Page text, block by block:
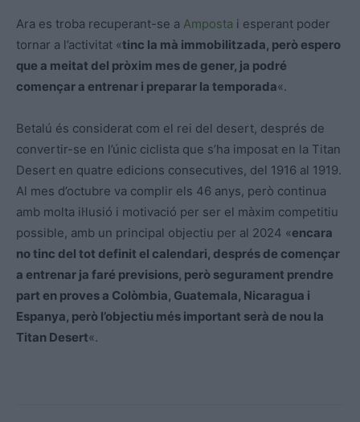
Ara es troba recuperant-se a Amposta i esperant poder
tornar a l’activitat «tinc la mà immobilitzada, però espero
que a meitat del pròxim mes de gener, ja podré
començar a entrenar i preparar la temporada«.
Betalú és considerat com el rei del desert, després de
convertir-se en l’únic ciclista que s’ha imposat en la Titan
Desert en quatre edicions consecutives, del 1916 al 1919.
Al mes d’octubre va complir els 46 anys, però continua
amb molta il·lusió i motivació per ser el màxim competitiu
possible, amb un principal objectiu per al 2024 «encara
no tinc del tot definit el calendari, després de començar
a entrenar ja faré previsions, però segurament prendre
part en proves a Colòmbia, Guatemala, Nicaragua i
Espanya, però l’objectiu més important serà de nou la
Titan Desert«.